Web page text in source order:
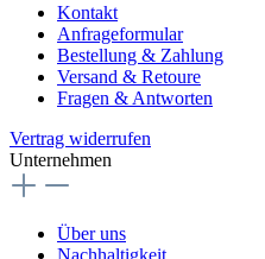
Kontakt
Anfrageformular
Bestellung & Zahlung
Versand & Retoure
Fragen & Antworten
Vertrag widerrufen
Unternehmen
Über uns
Nachhaltigkeit